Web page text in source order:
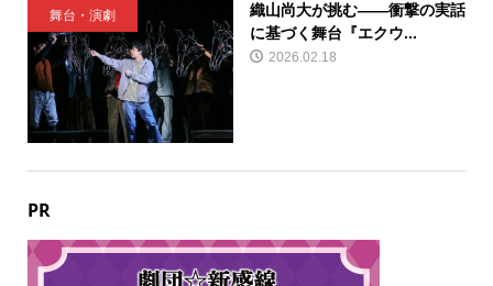
舞台・演劇
織山尚大が挑む――衝撃の実話
に基づく舞台『エクウ...
2026.02.18
PR